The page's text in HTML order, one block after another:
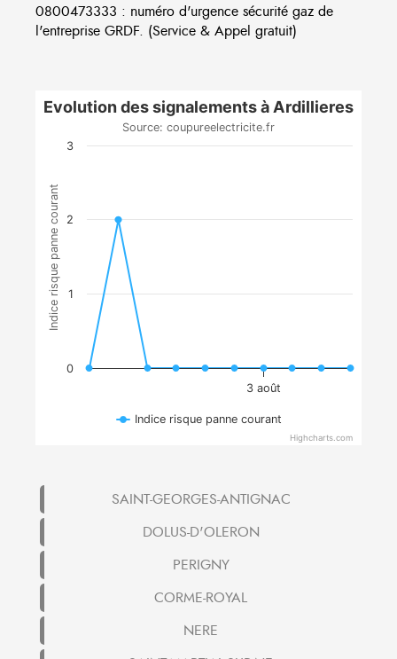
0800473333 : numéro d'urgence sécurité gaz de
l'entreprise GRDF. (Service & Appel gratuit)
Indice risque panne courant
Evolution des signalements à Ardillieres
Source: coupureelectricite.fr
3 août
0
1
2
3
Indice risque panne courant
Highcharts.com
SAINT-GEORGES-ANTIGNAC
DOLUS-D'OLERON
PERIGNY
CORME-ROYAL
NERE